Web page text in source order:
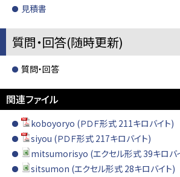
見積書
質問・回答(随時更新)
質問・回答
関連ファイル
koboyoryo (ＰＤＦ形式 211キロバイト)
siyou (ＰＤＦ形式 217キロバイト)
mitsumorisyo (エクセル形式 39キロバ
sitsumon (エクセル形式 28キロバイト)